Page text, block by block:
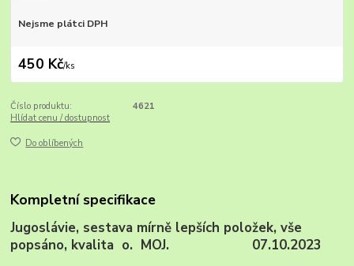
Nejsme plátci DPH
450 Kč/ks
Číslo produktu:
4621
Hlídat cenu / dostupnost
Do oblíbených
Kompletní specifikace
Jugoslávie, sestava mírně lepších položek, vše
popsáno, kvalita o. MOJ. 07.10.2023